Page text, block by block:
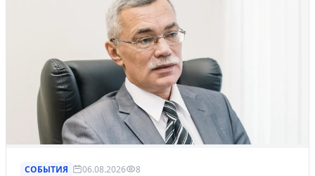
СОБЫТИЯ 06.08.2026 8